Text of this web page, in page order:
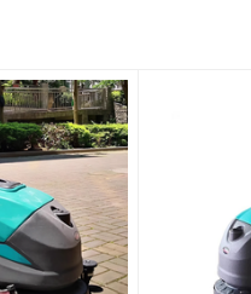
Trọng lượng máy
210 kg (
Kích thước 1200
Phụ tùng
Bàn
pad, 02